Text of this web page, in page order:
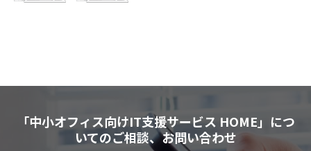
「中小オフィス向けIT支援サービス HOME」につ
いてのご相談、お問い合わせ